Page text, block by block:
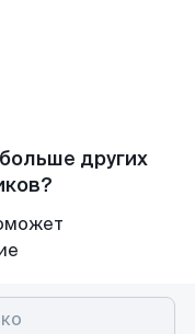
других